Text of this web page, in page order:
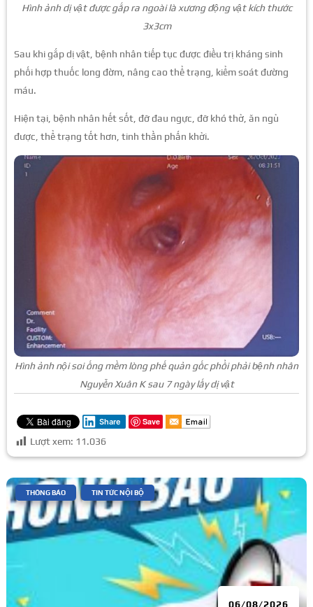
Hình ảnh dị vật được gắp ra ngoài là xương động vật kích thước
3x3cm
Sau khi gắp dị vật, bệnh nhân tiếp tục được điều trị kháng sinh
phối hợp thuốc long đờm, nâng cao thể trạng, kiểm soát đường
máu.
Hiện tại, bệnh nhân hết sốt, đỡ đau ngực, đỡ khó thở, ăn ngủ
được, thể trạng tốt hơn, tinh thần phấn khởi.
Hình ảnh nội soi ống mềm lòng phế quản gốc phổi phải bệnh nhân
Nguyễn Xuân K sau 7 ngày lấy dị vật
Share Save
Lượt xem: 11.036
06/08/2026
THÔNG BÁO TIN TỨC NỘI BỘ